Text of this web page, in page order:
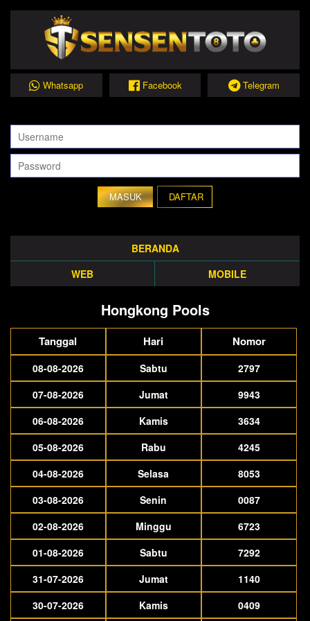
Whatsapp Facebook Telegram
DAFTAR
BERANDA
WEB
MOBILE
Hongkong Pools
Tanggal Hari Nomor
08-08-2026 Sabtu
2797
07-08-2026
Jumat
9943
06-08-2026
Kamis
3634
05-08-2026
Rabu
4245
04-08-2026
Selasa
8053
03-08-2026
Senin
0087
02-08-2026
Minggu
6723
01-08-2026
Sabtu
7292
31-07-2026
Jumat
1140
30-07-2026
Kamis 0409